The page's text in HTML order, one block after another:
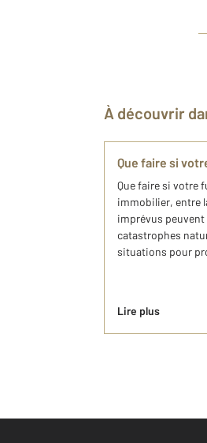
À découvrir
Que faire si
Que faire si votre
immobilier, entre
imprévus
catastrophes
situations pour
Lire plus